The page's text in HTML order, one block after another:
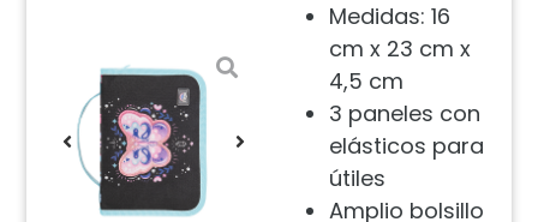
Medidas: 16
cm x 23 cm x
4,5 cm
3 paneles con
elásticos para
útiles
Amplio bolsillo